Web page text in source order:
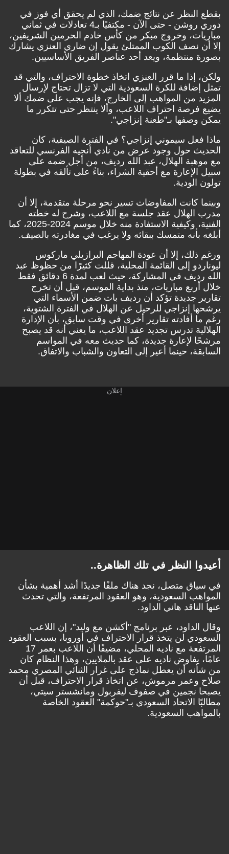
بقطع النظر عن نتائج ضمك، الذي لم يحقق أي فوز في
دوري روشن - حتى الآن - مكتفيًا بـ4 تعادلات في ثماني
مباريات، وخروج مبكر من كأس خادم الحرمين الشريفين،
إلا أن نصف الكوب الممتلئ يقول إن ضاري العنزي يشارك
بصورة منتظمة، ويعد أحد عناصر الفريق الأساسيين.
ولكن، إذا ما قرر العنزي اتخاذ خطوة الاحتراف، والتي قد
تمثل إضافة للكرة السعودية التي لا تزال تحتاج لإرسال
المزيد من المواهب إلى الخارج، فإنه يجب على ضمك ألا
يضيع فرصة احتراف اللاعب، وألا ينتظر حتى تتكرر ما
يمكن وصفها بـ"طعنة إنزاجي".
ماذا فعل سيموني إنزاجي؟ في الفترة الصيفية، كان
الحديث حول وجود عرض من نادي أنجيه الفرنسي للتعاقد
مع موهبة الهلال، عبد الله رديف، من أجل ضمه على
سبيل الإعارة مع أحقية الشراء، بناءً على تألقه في بطولة
تولون الودية.
وبينما كانت المفاوضات تسير نحو مرحلة متقدمة، إلا أن
مدرب الهلال عقد جلسة مع اللاعب، وشرح له خطته
الفنية، وكيفية الاستفادة منه خلال موسم 2024-2025، كما
أبلغه بأنه متمسك ببقائه ولا يرغب في مغادرته بالصيف.
ورغم ذلك، إلا أن عودة المهاجم البرازيلي ماركوس
ليوناردو إلى القائمة المحلية، قللت كثيرًا من حظوظ عبد
الله رديف في المشاركة، حيث لعب لمدة 6 دقائق فقط
خلال أربع مباريات، منذ بداية الموسم، قبل أن تخرج
تقارير جديدة تؤكد أن رديف بات ضمن الأسماء التي
يرشحها إنزاجي للرحيل عن الهلال في الفترة الشتوية،
رغم ما أفادته تقارير أخرى في وقت سابق، بأن الإدارة
الهلالية تدرس تجديد عقد اللاعب، ما يعني أنه قد يصبح
مرشحًا لإعارة جديدة، كما حديث معه في المواسم
السابقة، حينما أعير إلى التعاون والشباب والاتفاق.
أعيدوا النظر في تلك الظاهرة..
في سياق متصل، نجد هناك ملفًا جديدًا أشد أهمية بشأن
المواهب السعودية، وهو العقود المرتفعة، والتي تحدث
عنها الناقد هاني الداود.
وقال الداود، عبر برنامج "أكشن مع وليد"، إن اللاعب
السعودي لن يتخذ قرار الاحتراف في أوروبا، بسبب العقود
المرتفعة مع ناديه المحلي، مضيفًا أن اللاعب بعمر 17
عامًا، يفاوض ناديه على عقد بالملايين، وهذا النظام كان
من شأنه أن يعطل نماذج على غرار الثنائي المصري محمد
صلاح وعمر مرموش، عن اتخاذ قرار الاحتراف، قبل أن
يصبحا نجمين في صفوف ليفربول ومانشستر سيتي،
مطالبًا الاتحاد السعودي بـ"حوكمة" العقود الخاصة
بالمواهب السعودية.